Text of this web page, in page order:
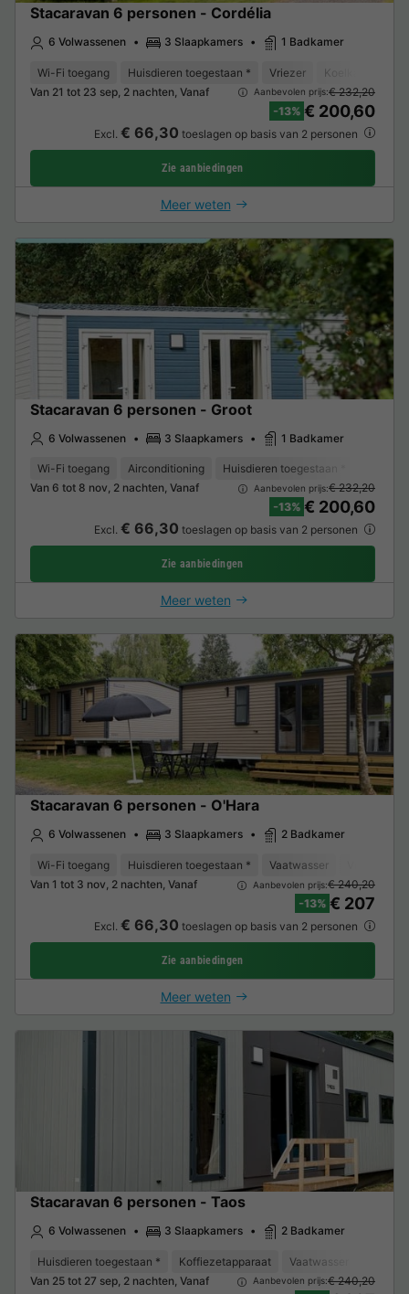
Stacaravan 6 personen - Cordélia
6 Volwassenen 3 Slaapkamers 1 Badkamer
Wi-Fi toegang Huisdieren toegestaan * Vriezer Koelkast
Van 21 tot 23 sep, 2 nachten, Vanaf
Aanbevolen prijs:€ 232,20
-13% € 200,60
Excl. € 66,30 toeslagen op basis van 2 personen
Zie aanbiedingen
Meer weten
Stacaravan 6 personen - Groot
6 Volwassenen 3 Slaapkamers 1 Badkamer
Wi-Fi toegang Airconditioning Huisdieren toegestaan *
Van 6 tot 8 nov, 2 nachten, Vanaf
Aanbevolen prijs:€ 232,20
-13% € 200,60
Excl. € 66,30 toeslagen op basis van 2 personen
Zie aanbiedingen
Meer weten
Stacaravan 6 personen - O'Hara
6 Volwassenen 3 Slaapkamers 2 Badkamer
Wi-Fi toegang Huisdieren toegestaan * Vaatwasser
Van 1 tot 3 nov, 2 nachten, Vanaf
Aanbevolen prijs:€ 240,20
-13% € 207
Excl. € 66,30 toeslagen op basis van 2 personen
Zie aanbiedingen
Meer weten
Stacaravan 6 personen - Taos
6 Volwassenen 3 Slaapkamers 2 Badkamer
Huisdieren toegestaan * Koffiezetapparaat Vaatwasser
Van 25 tot 27 sep, 2 nachten, Vanaf
Aanbevolen prijs:€ 240,20